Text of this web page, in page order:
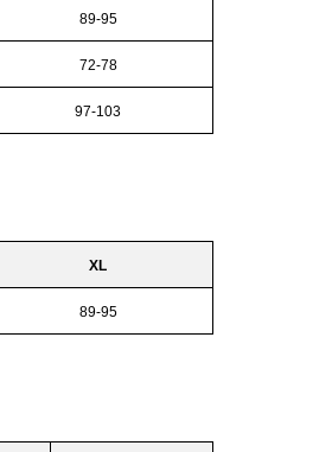
89-95
72-78
97-103
XL
89-95